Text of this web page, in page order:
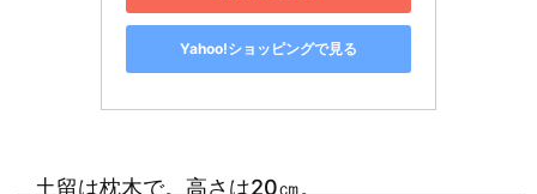
Yahoo!ショッピングで見る
土留は枕木で。高さは20㎝。